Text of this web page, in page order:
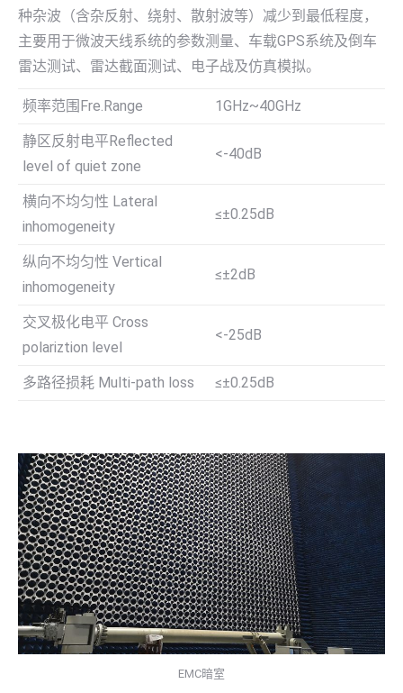
种杂波（含杂反射、绕射、散射波等）减少到最低程度，
主要用于微波天线系统的参数测量、车载GPS系统及倒车
雷达测试、雷达截面测试、电子战及仿真模拟。
频率范围Fre.Range 1GHz~40GHz
静区反射电平Reflected
level of quiet zone
<-40dB
横向不均匀性 Lateral
inhomogeneity
≤±0.25dB
纵向不均匀性 Vertical
inhomogeneity
≤±2dB
交叉极化电平 Cross
polariztion level
<-25dB
多路径损耗 Multi-path loss ≤±0.25dB
EMC暗室